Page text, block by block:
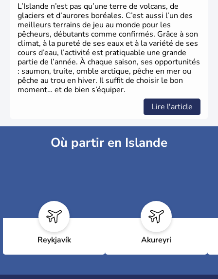
L’Islande n’est pas qu’une terre de volcans, de
glaciers et d’aurores boréales. C’est aussi l’un des
meilleurs terrains de jeu au monde pour les
pêcheurs, débutants comme confirmés. Grâce à son
climat, à la pureté de ses eaux et à la variété de ses
cours d’eau, l’activité est pratiquable une grande
partie de l’année. À chaque saison, ses opportunités
: saumon, truite, omble arctique, pêche en mer ou
pêche au trou en hiver. Il suffit de choisir le bon
moment… et de bien s’équiper.
Lire l'article
Où partir en Islande
Reykjavík Akureyri